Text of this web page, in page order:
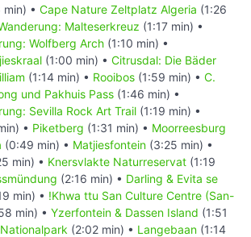
min) • Cape Nature Zeltplatz Algeria (1:26
Malteserkreuz (1:17 min) •
Wolfberg Arch (1:10 min) •
(1:00 min) • Citrusdal: Die Bäder
(1:14 min) • Rooibos (1:59 min) • C.
und Pakhuis Pass (1:46 min) •
Sevilla Rock Art Trail (1:19 min) •
• Piketberg (1:31 min) • Moorreesburg
(0:49 min) • Matjiesfontein (3:25 min) •
min) • Knersvlakte Naturreservat (1:19
(2:16 min) • Darling & Evita se
min) • !Khwa ttu San Culture Centre (San-
min) • Yzerfontein & Dassen Island (1:51
(2:02 min) • Langebaan (1:14